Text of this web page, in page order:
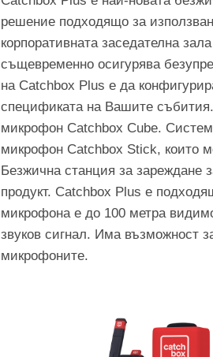
решение подходящо за
корпоративната заседателна
същевременно осигурява
на Catchbox Plus е да
спецификата на Вашите
микрофон Catchbox Cube.
микрофон Catchbox Stick, които
Безжична станция за зареждане
продукт. Catchbox Plus е
микрофона е до 100 метра
звуков сигнал. Има възможност
микрофоните.